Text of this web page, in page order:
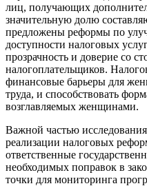
лиц, получающих
значительную долю
предложены реформы по
доступности налоговых
прозрачность и доверие со
налогоплательщиков.
финансовые барьеры для
труда, и способствовать
возглавляемых женщинами.
Важной частью исследования
реализации налоговых
ответственные
необходимых поправок в
точки для мониторинга